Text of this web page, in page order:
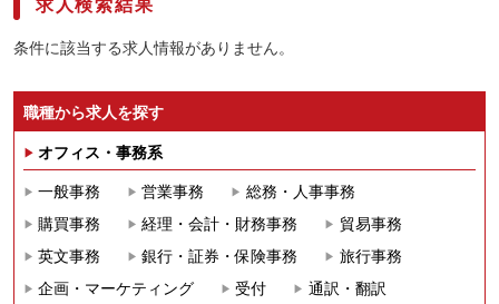
条件に該当する求人情報がありません。
職種から求人を探す
オフィス・事務系
一般事務
営業事務
総務・人事事務
購買事務
経理・会計・財務事務
貿易事務
英文事務
銀行・証券・保険事務
旅行事務
企画・マーケティング
受付
通訳・翻訳